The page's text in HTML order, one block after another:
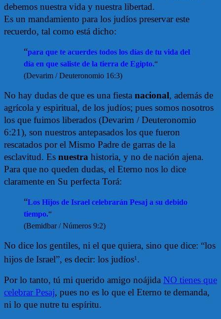
debemos nuestra vida y nuestra libertad.
Es un mandamiento para los judíos preservar este
recuerdo, tal como está dicho:
“para que te acuerdes todos los días de tu vida del
día en que saliste de la tierra de Egipto.“
(Devarim / Deuteronomio 16:3)
No hay dudas de que es una fiesta nacional, además de
agrícola y espiritual, de los judíos; pues somos nosotros
los que fuimos liberados (Devarim / Deuteronomio
6:21), son nuestros antepasados los que fueron
rescatados por el Mismo Padre de garras de la
esclavitud. Es nuestra historia, y no de nación ajena.
Para que no queden dudas, el Eterno nos lo dice
claramente en Su perfecta Torá:
“Los Hijos de Israel celebrarán Pesaj a su debido
tiempo.“
(Bemidbar / Números 9:2)
No dice los gentiles, ni el que quiera, sino que dice: “los
hijos de Israel”, es decir: los judíos1 .
Por lo tanto, tú mi querido amigo noájida NO tienes que
celebrar Pesaj, pues no es lo que el Eterno te demanda,
ni lo que nutre tu espíritu.